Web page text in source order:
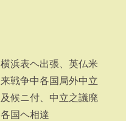
浜表ヘ出張、英仏米
戦争中各国局外中立
候ニ付、中立之議廃
国ヘ相達